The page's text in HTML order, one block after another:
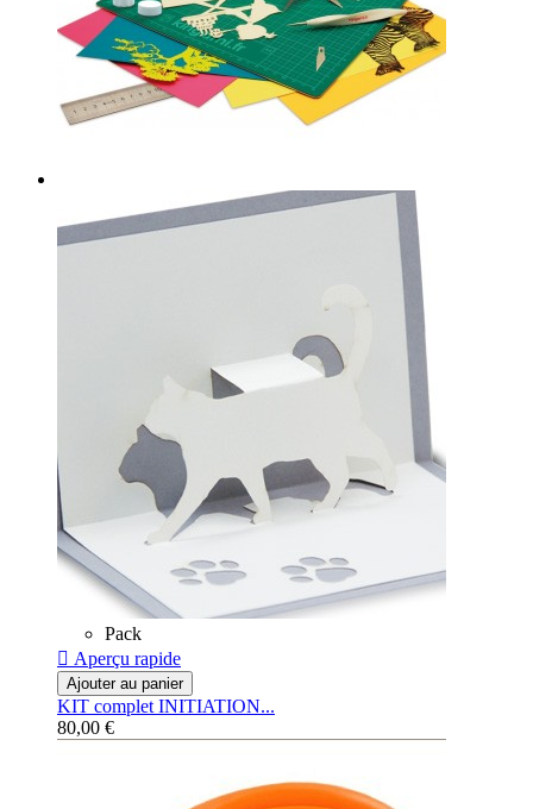
Pack
 Aperçu rapide
Ajouter au panier
KIT complet INITIATION...
80,00 €